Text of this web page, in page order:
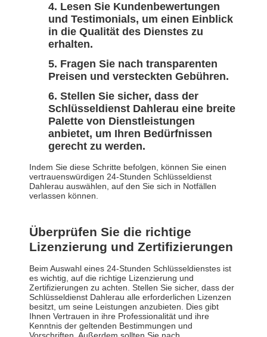
Lesen Sie Kundenbewertungen
und Testimonials, um einen Einblick
in die Qualität des Dienstes zu
erhalten.
Fragen Sie nach transparenten
Preisen und versteckten Gebühren.
Stellen Sie sicher, dass der
Schlüsseldienst Dahlerau eine breite
Palette von Dienstleistungen
anbietet, um Ihren Bedürfnissen
gerecht zu werden.
Indem Sie diese Schritte befolgen, können Sie einen
vertrauenswürdigen 24-Stunden Schlüsseldienst
Dahlerau auswählen, auf den Sie sich in Notfällen
verlassen können.
Überprüfen Sie die richtige
Lizenzierung und Zertifizierungen
Beim Auswahl eines 24-Stunden Schlüsseldienstes ist
es wichtig, auf die richtige Lizenzierung und
Zertifizierungen zu achten. Stellen Sie sicher, dass der
Schlüsseldienst Dahlerau alle erforderlichen Lizenzen
besitzt, um seine Leistungen anzubieten. Dies gibt
Ihnen Vertrauen in ihre Professionalität und ihre
Kenntnis der geltenden Bestimmungen und